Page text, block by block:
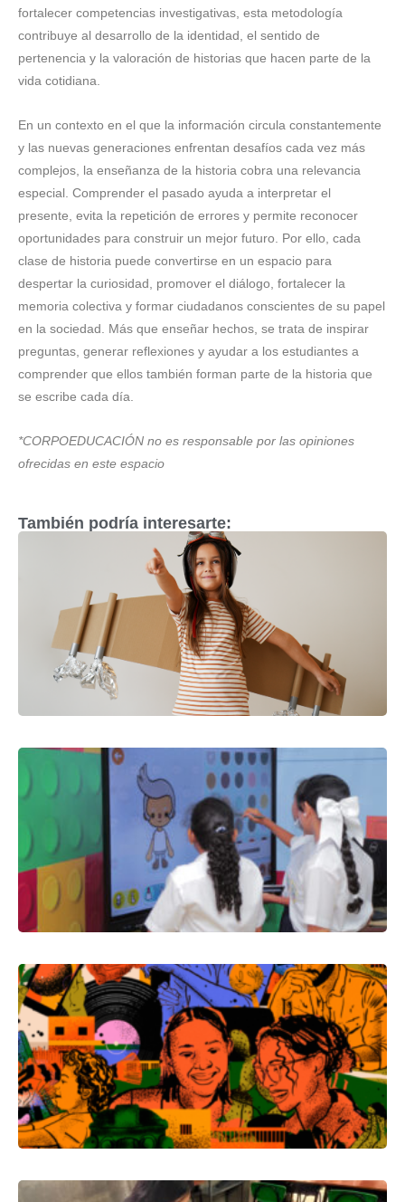
fortalecer competencias investigativas, esta metodología
contribuye al desarrollo de la identidad, el sentido de
pertenencia y la valoración de historias que hacen parte de la
vida cotidiana.
En un contexto en el que la información circula constantemente
y las nuevas generaciones enfrentan desafíos cada vez más
complejos, la enseñanza de la historia cobra una relevancia
especial. Comprender el pasado ayuda a interpretar el
presente, evita la repetición de errores y permite reconocer
oportunidades para construir un mejor futuro. Por ello, cada
clase de historia puede convertirse en un espacio para
despertar la curiosidad, promover el diálogo, fortalecer la
memoria colectiva y formar ciudadanos conscientes de su papel
en la sociedad. Más que enseñar hechos, se trata de inspirar
preguntas, generar reflexiones y ayudar a los estudiantes a
comprender que ellos también forman parte de la historia que
se escribe cada día.
*CORPOEDUCACIÓN no es responsable por las opiniones
ofrecidas en este espacio
También podría interesarte: